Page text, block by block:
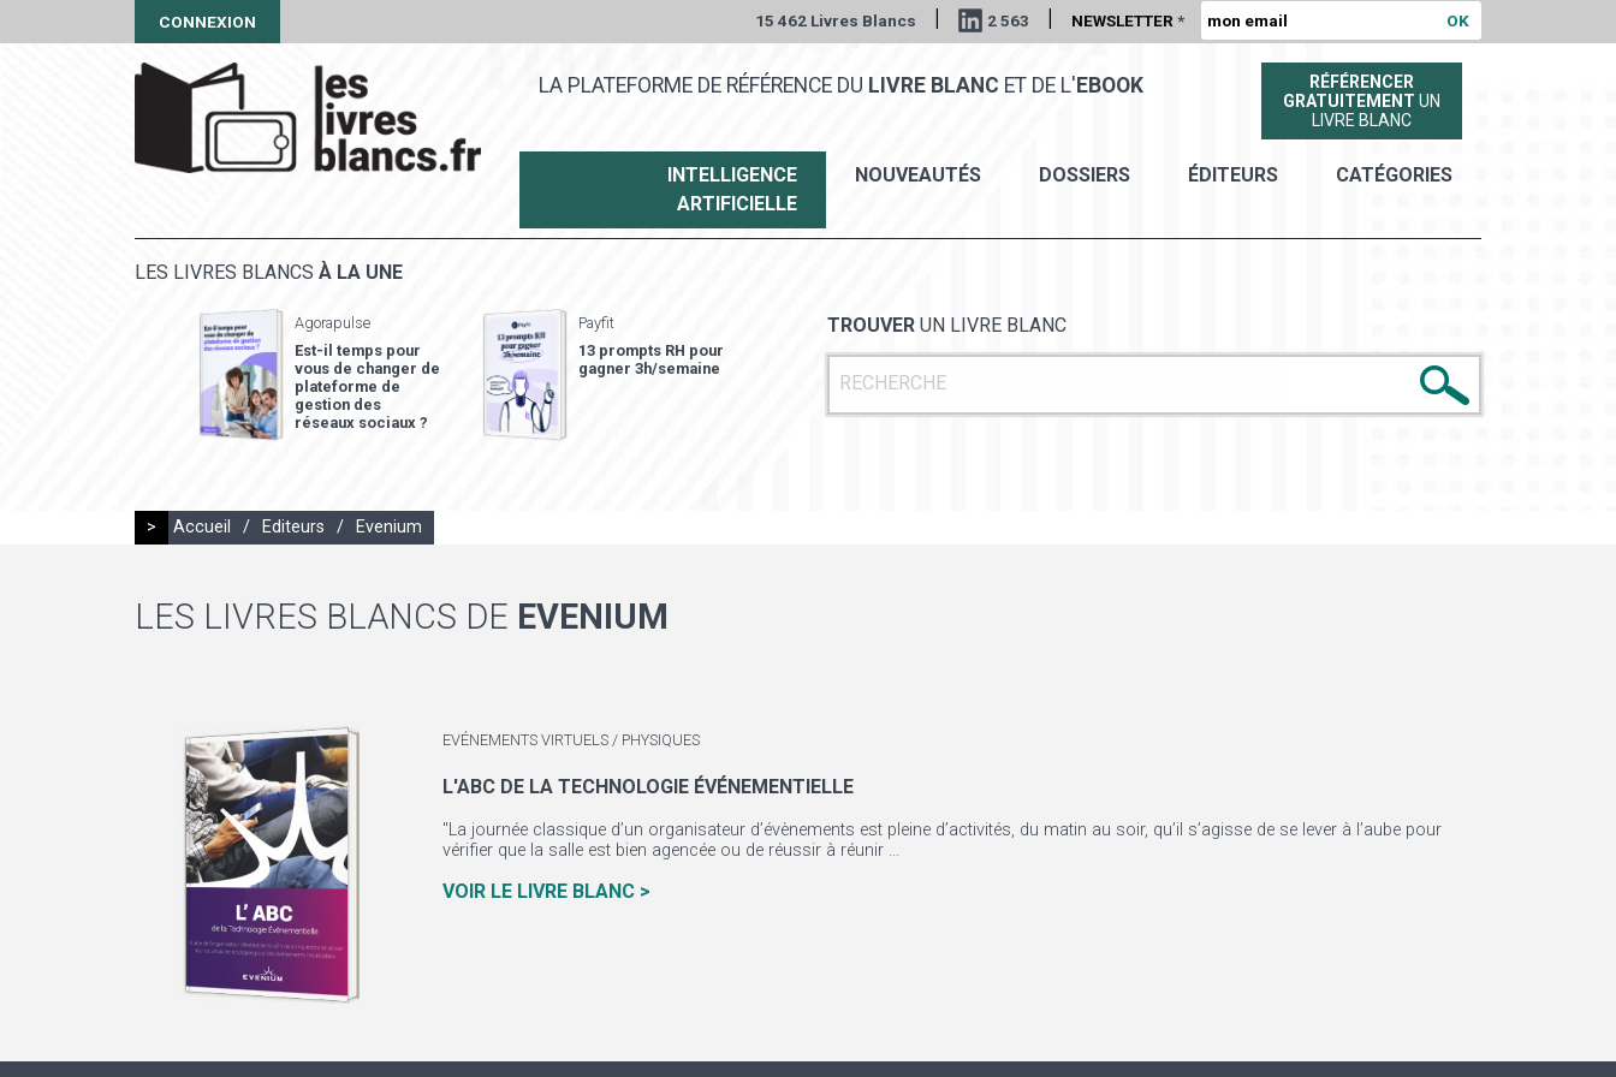
CONNEXION 15 462 Livres Blancs | 2 563 | NEWSLETTER *
LA PLATEFORME DE RÉFÉRENCE DU LIVRE BLANC ET DE L' EBOOK
RÉFÉRENCER
GRATUITEMENT UN
LIVRE BLANC
INTELLIGENCE
ARTIFICIELLE
NOUVEAUTÉS DOSSIERS ÉDITEURS CATÉGORIES
LES LIVRES BLANCS À LA UNE
Agorapulse
Est-il temps pour
vous de changer de
plateforme de
gestion des
réseaux sociaux ?
Payfit
13 prompts RH pour
gagner 3h/semaine
TROUVER UN LIVRE BLANC
> Accueil / Editeurs / Evenium
LES LIVRES BLANCS DE EVENIUM
EVÉNEMENTS VIRTUELS / PHYSIQUES
L'ABC DE LA TECHNOLOGIE ÉVÉNEMENTIELLE
"La journée classique d’un organisateur d’évènements est pleine d’activités, du matin au soir, qu’il s’agisse de se lever à l’aube pour
vérifier que la salle est bien agencée ou de réussir à réunir ...
VOIR LE LIVRE BLANC >